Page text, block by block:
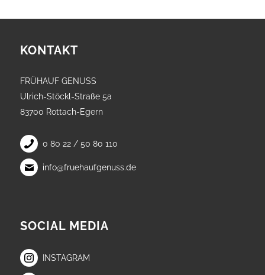
KONTAKT
FRÜHAUF GENUSS
Ulrich-Stöckl-Straße 5a
83700 Rottach-Egern
0 80 22 / 50 80 110
info@fruehaufgenuss.de
SOCIAL MEDIA
INSTAGRAM